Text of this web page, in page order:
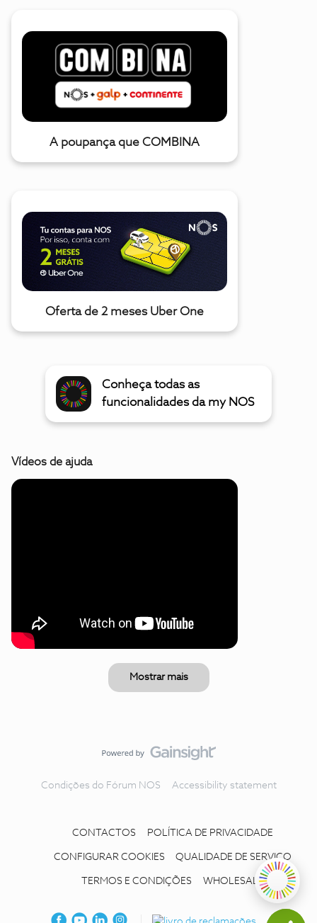
A poupança que COMBINA
Oferta de 2 meses Uber One
Conheça todas as
funcionalidades da my NOS
Vídeos de ajuda
Mostrar mais
Condições do Fórum NOS Accessibility statement
CONTACTOS POLÍTICA DE PRIVACIDADE
CONFIGURAR COOKIES QUALIDADE DE SERVIÇO
TERMOS E CONDIÇÕES WHOLESALE